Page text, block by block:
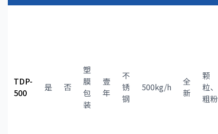
TDP-
500
是 否
塑
膜
包
装
壹
年
不
锈
钢
500kg/h
全
新
颗
粒、
粗粉